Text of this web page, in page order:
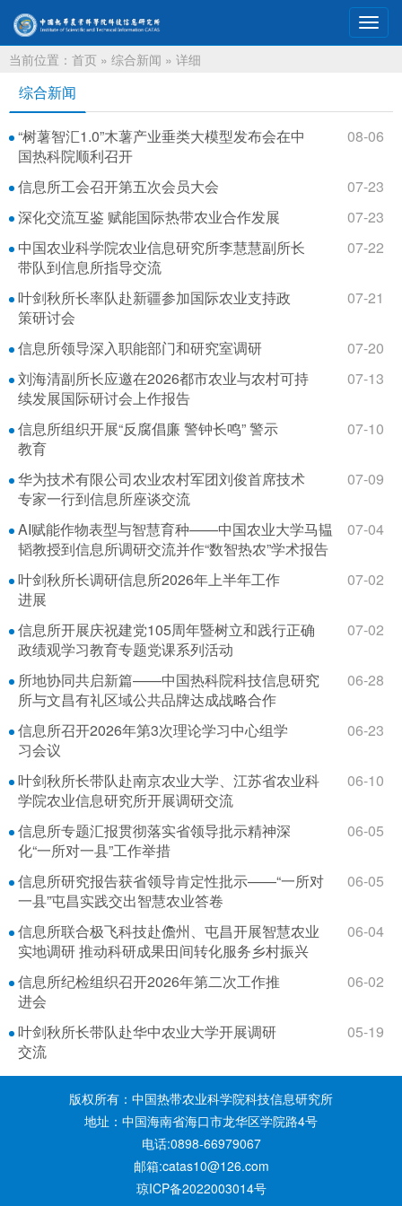
切
换
当前位置： 首页 » 综合新闻 » 详细
综合新闻
“树薯智汇1.0”木薯产业垂类大模型发布会在中
国热科院顺利召开
08-06
信息所工会召开第五次会员大会
07-23
深化交流互鉴 赋能国际热带农业合作发展
07-23
中国农业科学院农业信息研究所李慧慧副所长
带队到信息所指导交流
07-22
叶剑秋所长率队赴新疆参加国际农业支持政
策研讨会
07-21
信息所领导深入职能部门和研究室调研
07-20
刘海清副所长应邀在2026都市农业与农村可持
续发展国际研讨会上作报告
07-13
信息所组织开展“反腐倡廉 警钟长鸣” 警示
教育
07-10
华为技术有限公司农业农村军团刘俊首席技术
专家一行到信息所座谈交流
07-09
AI赋能作物表型与智慧育种——中国农业大学马韫
韬教授到信息所调研交流并作“数智热农”学术报告
07-04
叶剑秋所长调研信息所2026年上半年工作
进展
07-02
信息所开展庆祝建党105周年暨树立和践行正确
政绩观学习教育专题党课系列活动
07-02
所地协同共启新篇——中国热科院科技信息研究
所与文昌有礼区域公共品牌达成战略合作
06-28
信息所召开2026年第3次理论学习中心组学
习会议
06-23
叶剑秋所长带队赴南京农业大学、江苏省农业科
学院农业信息研究所开展调研交流
06-10
信息所专题汇报贯彻落实省领导批示精神深
化“一所对一县”工作举措
06-05
信息所研究报告获省领导肯定性批示——“一所对
一县”屯昌实践交出智慧农业答卷
06-05
信息所联合极飞科技赴儋州、屯昌开展智慧农业
实地调研 推动科研成果田间转化服务乡村振兴
06-04
信息所纪检组织召开2026年第二次工作推
进会
06-02
叶剑秋所长带队赴华中农业大学开展调研
交流
05-19
版权所有：中国热带农业科学院科技信息研究所
地址：中国海南省海口市龙华区学院路4号
电话:0898-66979067
邮箱:catas10@126.com
琼ICP备2022003014号